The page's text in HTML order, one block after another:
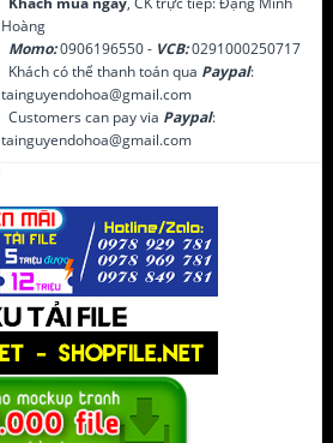
Hoàng
Momo:0906196550 - VCB:0291000250717
Khách có thể thanh toán qua Paypal:
tainguyendohoa@gmail.com
Customers can pay via Paypal:
tainguyendohoa@gmail.com